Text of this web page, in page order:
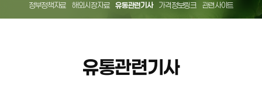
정부정책자료 해외시장자료 유통관련기사 가격정보링크 관련사이트
유통관련기사